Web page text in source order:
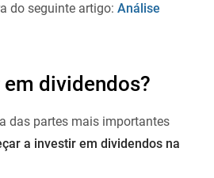
do seguinte artigo: Análise
dividendos?
das partes mais importantes
a investir em dividendos na